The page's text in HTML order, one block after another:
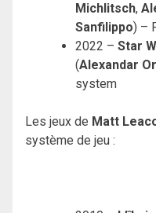
Michlitsch,
Sanfilippo) –
2022 – Star
(Alexandar
system
Les jeux de Matt
système de jeu :